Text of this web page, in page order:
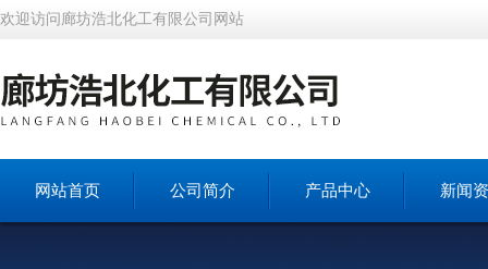
欢迎访问廊坊浩北化工有限公司网站
网站首页 公司简介 产品中心 新闻